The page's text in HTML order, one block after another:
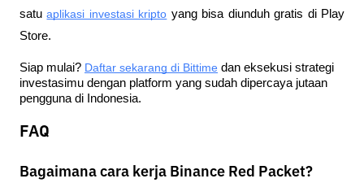
satu aplikasi investasi kripto yang bisa diunduh gratis di Play
Store.
Siap mulai? Daftar sekarang di Bittime dan eksekusi strategi
investasimu dengan platform yang sudah dipercaya jutaan
pengguna di Indonesia.
FAQ
Bagaimana cara kerja Binance Red Packet?